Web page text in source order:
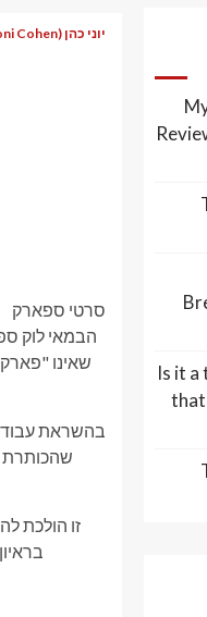
יוני כהן (Yoni Cohen)
סרטי ספארק
הבמאי לוק
שאינו
בהשראת
שהכותרת
Is it a
that